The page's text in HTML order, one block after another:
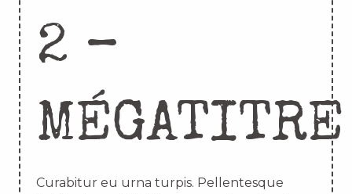
2 –
MÉGATITRE
Curabitur eu urna turpis. Pellentesque